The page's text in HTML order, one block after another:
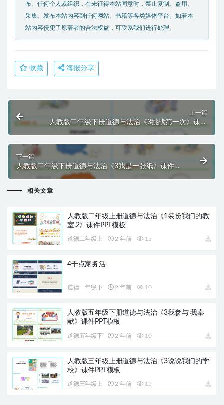
布。任何个人或组织，在未征得本站同意时，禁止复制、盗用、
采集、发布本站内容到任何网站、书籍等各类媒体平台。如若本
站内容侵犯了原著者的合法权益，可联系我们进行处理。
收藏 海报分享
上一篇
人教版二年级下册道德与法治《3挑战第一次》课件
下一篇
人教版二年级下册道德与法治《3我是一张纸》课件
相关文章
人教版二年级上册道德与法治《1装扮我们的教
室.2》课件PPT模板
道德二年级上 2 年前 12
4干点家务活
道德一年级下 2 年前 10
人教版五年级下册道德与法治《3我参与 我奉
献》课件PPT模板
道德五年级下 2 年前 10
人教版三年级上册道德与法治《3说说我们的学
校》课件PPT模板
道德三年级上 2 年前 15